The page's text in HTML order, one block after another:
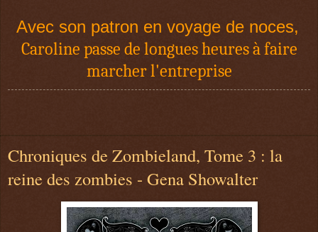
Avec son patron en voyage de noces,
Caroline passe de longues heures à faire
marcher l'entreprise
Chroniques de Zombieland, Tome 3 : la
reine des zombies - Gena Showalter